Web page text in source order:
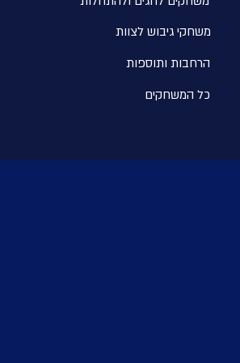
משחקי גיבוש לצוות
הרחבות ותוספות
כל המשחקים